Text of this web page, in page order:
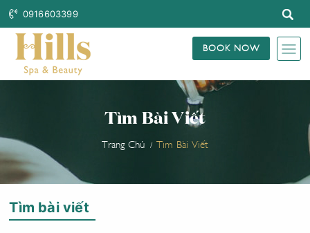
0916603399
BOOK NOW
Tìm Bài Viết
Trang Chủ Tìm Bài Viết
Tìm bài viết